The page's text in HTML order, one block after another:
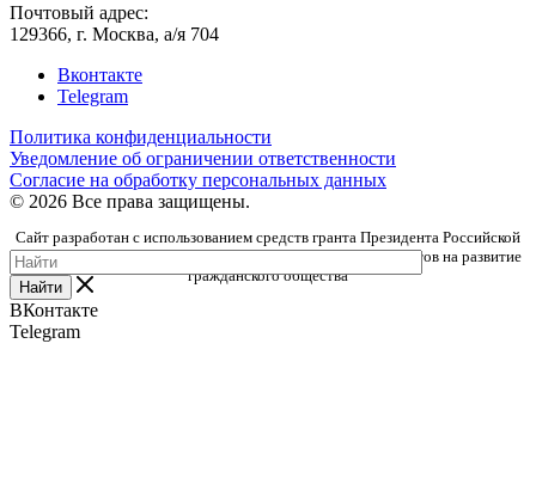
Почтовый адрес:
129366, г. Москва, а/я 704
Вконтакте
Telegram
Политика конфиденциальности
Уведомление об ограничении ответственности
Согласие на обработку персональных данных
© 2026 Все права защищены.
Сайт разработан с использованием средств гранта Президента Российской
Федерации, предоставленного Фондом президентских грантов на развитие
гражданского общества
Найти
ВКонтакте
Telegram